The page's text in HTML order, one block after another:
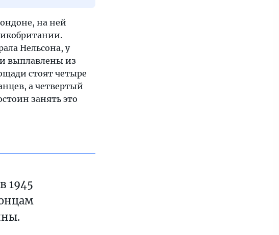
на ней
Нельсона, у
выплавлены из
стоят четыре
а четвертый
занять это
1945